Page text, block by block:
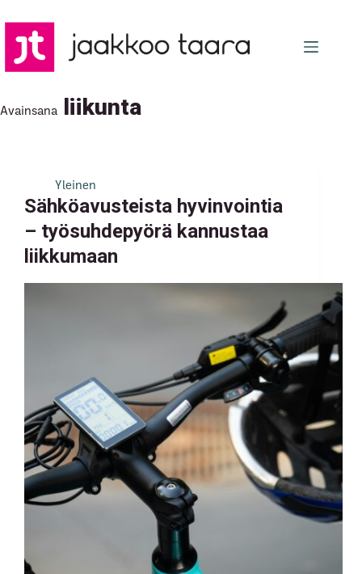
to
content
Avainsana liikunta
Yleinen
Sähköavusteista hyvinvointia
– työsuhdepyörä kannustaa
liikkumaan